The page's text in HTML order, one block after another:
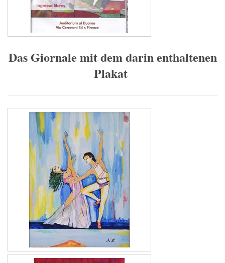
Das Giornale mit dem darin enthaltenen
Plakat